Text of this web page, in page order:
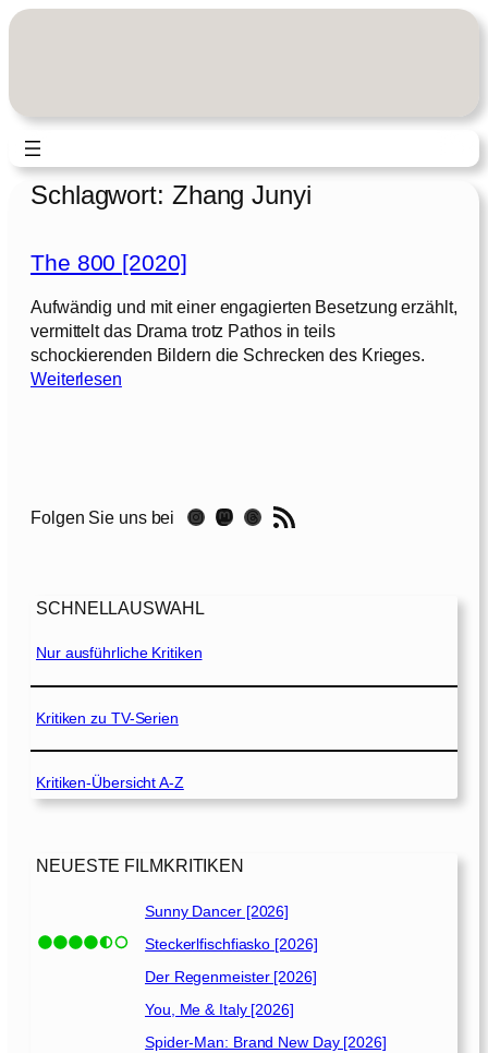
Zum
Schlagwort: Zhang Junyi
The 800 [2020]
Aufwändig und mit einer engagierten Besetzung erzählt,
vermittelt das Drama trotz Pathos in teils
schockierenden Bildern die Schrecken des Krieges.
Weiterlesen:
0
2
]
Folgen Sie uns bei Instagram Mastodon Threads RSS-Feed
SCHNELLAUSWAHL
Nur ausführliche Kritiken
Kritiken zu TV-Serien
Kritiken-Übersicht A-Z
NEUESTE FILMKRITIKEN
Sunny Dancer [2026]
Steckerlfischfiasko [2026]
Der Regenmeister [2026]
You, Me & Italy [2026]
Spider-Man: Brand New Day [2026]